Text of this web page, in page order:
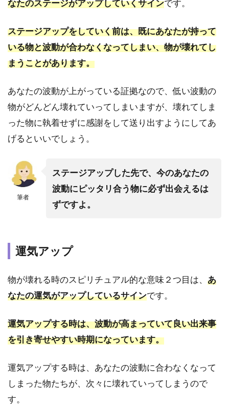
2
『物
別』
｜物
れる
スピ
リチ
ュア
ルな
意味
スマ
ホや
合う
タイ
グ
2.2
セサ
リー
｜運
2.3
なたのステージがアップしていくサインです。
ステージアップをしていく前は、既にあなたが持って
いる物と波動が合わなくなってしまい、物が壊れてし
まうことがあります。
あなたの波動が上がっている証拠なので、低い波動の
物がどんどん壊れていってしまいますが、壊れてしま
った物に執着せずに感謝をして送り出すようにしてあ
げるといいでしょう。
筆者
ステージアップした先で、今のあなたの
波動にピッタリ合う物に必ず出会えるは
ずですよ。
運気アップ
物が壊れる時のスピリチュアル的な意味２つ目は、 あ
なたの運気がアップしているサインです。
運気アップする時は、波動が高まっていて良い出来事
を引き寄せやすい時期になっています。
運気アップする時は、あなたの波動に合わなくなって
しまった物たちが、次々に壊れていってしまうので
す。